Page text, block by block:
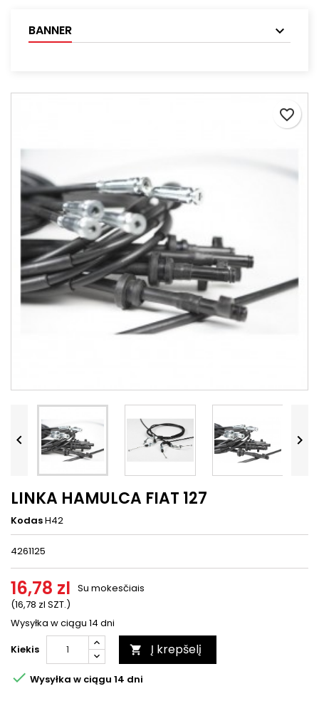
BANNER
favorite_border
 
 
LINKA HAMULCA FIAT 127
KodasH42
4261125
16,78 zl
(16,78 zl SZT.)
Su mokesčiais
Wysyłka w ciągu 14 dni
Kiekis
 Į krepšelį
 Wysyłka w ciągu 14 dni